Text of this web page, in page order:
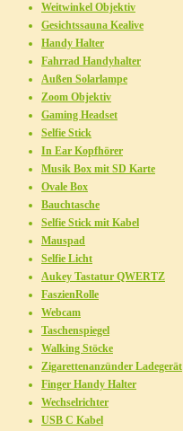
Weitwinkel Objektiv
Gesichtssauna Kealive
Handy Halter
Fahrrad Handyhalter
Außen Solarlampe
Zoom Objektiv
Gaming Headset
Selfie Stick
In Ear Kopfhörer
Musik Box mit SD Karte
Ovale Box
Bauchtasche
Selfie Stick mit Kabel
Mauspad
Selfie Licht
Aukey Tastatur QWERTZ
FaszienRolle
Webcam
Taschenspiegel
Walking Stöcke
Zigarettenanzünder Ladegerät
Finger Handy Halter
Wechselrichter
USB C Kabel